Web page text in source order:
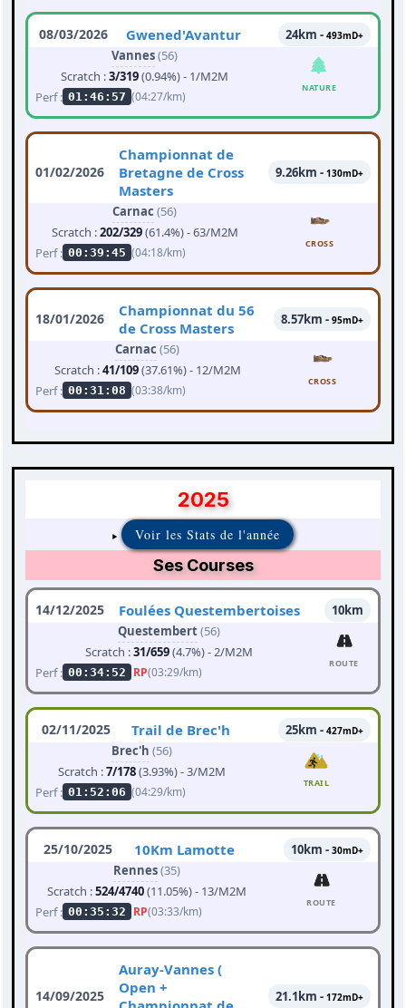
08/03/2026 Gwened'Avantur 24km - 493mD+
Vannes(56)
Scratch :3/319(0.94%) - 1/M2M
Perf : 01:46:57 (04:27/km)
NATURE
01/02/2026
Championnat de
Bretagne de Cross
Masters
9.26km - 130mD+
Carnac (56)
Scratch :202/329(61.4%) - 63/M2M
Perf : 00:39:45 (04:18/km)
CROSS
18/01/2026
Championnat du 56
de Cross Masters
8.57km - 95mD+
Carnac (56)
Scratch :41/109(37.61%) - 12/M2M
Perf : 00:31:08 (03:38/km)
CROSS
2025
Voir les Stats de l'année
Ses Courses
14/12/2025 Foulées Questembertoises
10km
Questembert(56)
Scratch :31/659(4.7%) - 2/M2M
Perf : 00:34:52 RP(03:29/km)
ROUTE
02/11/2025 Trail de Brec'h 25km - 427mD+
Brec'h (56)
Scratch :7/178(3.93%) - 3/M2M
Perf : 01:52:06 (04:29/km)
TRAIL
25/10/2025 10Km Lamotte 10km - 30mD+
Rennes(35)
Scratch :524/4740(11.05%) - 13/M2M
Perf : 00:35:32 RP(03:33/km)
ROUTE
14/09/2025
Auray-Vannes (
Open +
21.1km - 172mD+